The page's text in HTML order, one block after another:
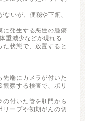
ないが、便秘や下痢、
に発生する悪性の腫瘍
重減少などが現れる
た状態で、放置すると
先端にカメラが付いた
察する検査で、ポリ
の付いた管を肛門から
リープや初期がんの切